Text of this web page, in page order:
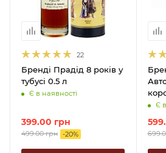
22
Бренді Прадід 8 років у
тубусі 0.5 л
Є в наявності
399.00 грн
499.00грн -20%
Є